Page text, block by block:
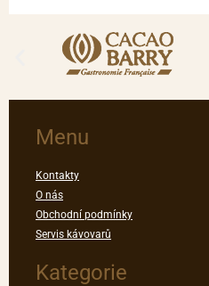
Menu
Kontakty
O nás
Obchodní podmínky
Servis kávovarů
Kategorie